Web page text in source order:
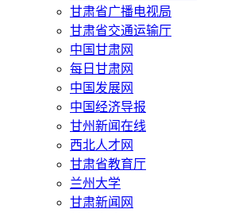
甘肃省广播电视局
甘肃省交通运输厅
中国甘肃网
每日甘肃网
中国发展网
中国经济导报
甘州新闻在线
西北人才网
甘肃省教育厅
兰州大学
甘肃新闻网